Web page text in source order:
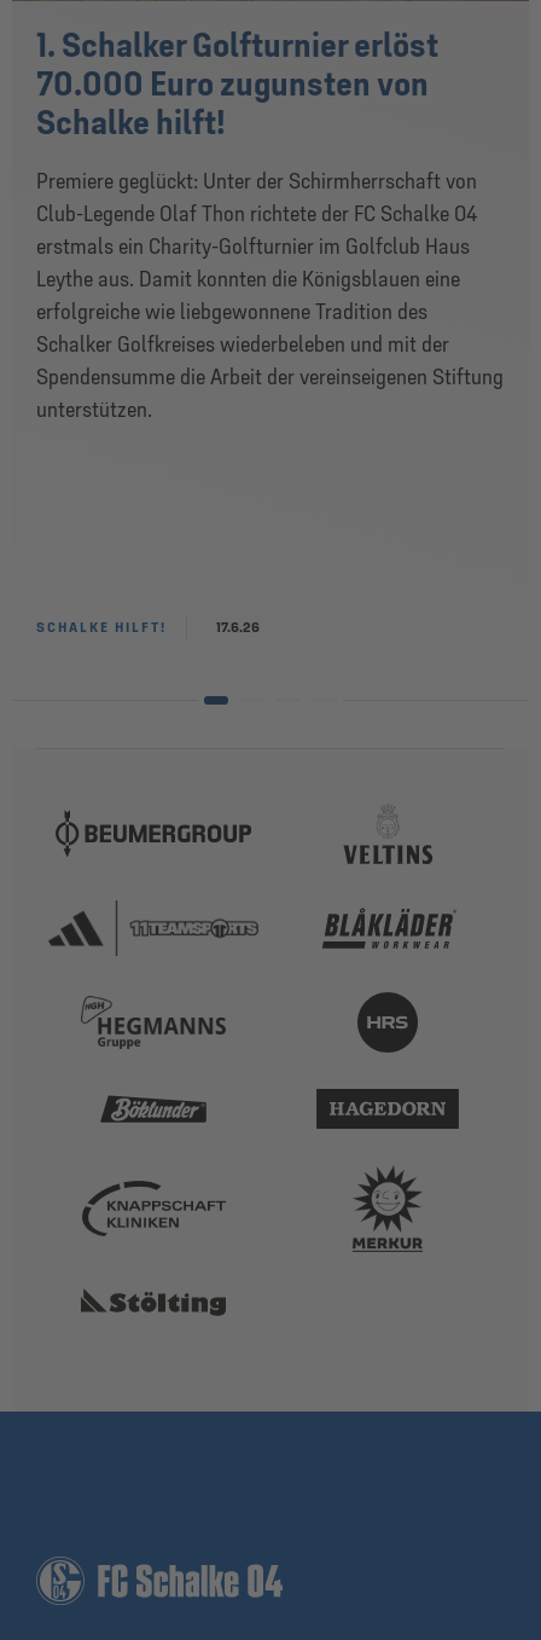
1. Schalker Golfturnier erlöst
70.000 Euro zugunsten von
Schalke hilft!
Premiere geglückt: Unter der Schirmherrschaft von
Club-Legende Olaf Thon richtete der FC Schalke 04
erstmals ein Charity-Golfturnier im Golfclub Haus
Leythe aus. Damit konnten die Königsblauen eine
erfolgreiche wie liebgewonnene Tradition des
Schalker Golfkreises wiederbeleben und mit der
Spendensumme die Arbeit der vereinseigenen Stiftung
unterstützen.
SCHALKE HILFT! 17.6.26